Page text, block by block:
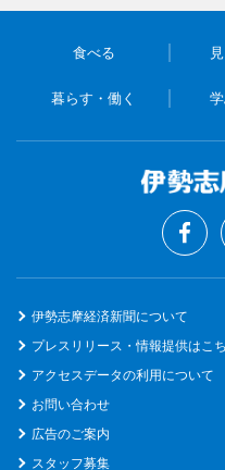
食べる
暮らす・働く
伊勢志摩経済新聞について
プレスリリース・情報提供はこ
アクセスデータの利用について
お問い合わせ
広告のご案内
スタッフ募集